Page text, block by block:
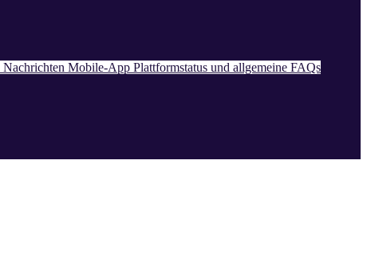
Nachrichten Mobile-App Plattformstatus und allgemeine FAQs